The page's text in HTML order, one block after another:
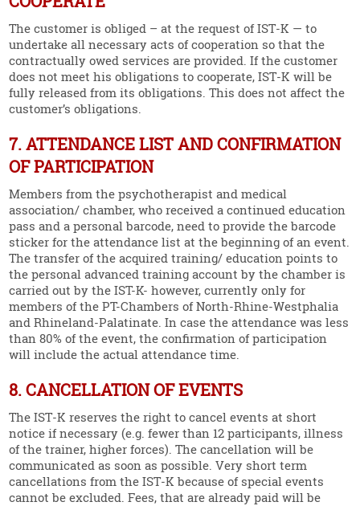
The customer is obliged – at the request of IST‑K — to
undertake all necessary acts of coope­ration so that the
contrac­tually owed services are provided. If the customer
does not meet his obliga­tions to cooperate, IST‑K will be
fully released from its obliga­tions. This does not affect the
customer’s obliga­tions.
7. ATTENDANCE LIST AND CONFIRMATION
OF PARTICIPATION
Members from the psycho­the­rapist and medical
association/ chamber, who received a continued education
pass and a personal barcode, need to provide the barcode
sticker for the atten­dance list at the beginning of an event.
The transfer of the acquired training/ education points to
the personal advanced training account by the chamber is
carried out by the IST-K- however, currently only for
members of the PT-Chambers of North-Rhine-Westphalia
and Rhineland-Palatinate. In case the atten­dance was less
than 80% of the event, the confir­mation of parti­ci­pation
will include the actual atten­dance time.
8. CANCELLATION OF EVENTS
The IST‑K reserves the right to cancel events at short
notice if necessary (e.g. fewer than 12 parti­ci­pants, illness
of the trainer, higher forces). The cancel­lation will be
commu­ni­cated as soon as possible. Very short term
cancel­la­tions from the IST‑K because of special events
cannot be excluded. Fees, that are already paid will be